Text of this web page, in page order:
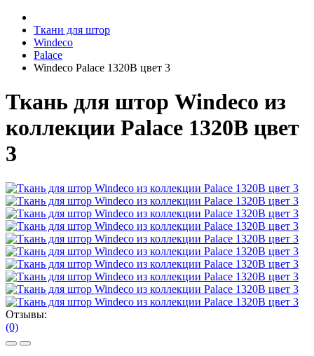
Ткани для штор
Windeco
Palace
Windeco Palace 1320B цвет 3
Ткань для штор Windeco из
коллекции Palace 1320B цвет
3
Отзывы:
(0)